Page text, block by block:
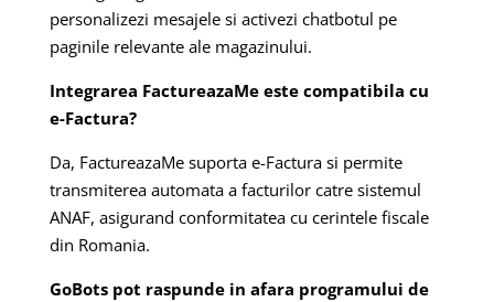
personalizezi mesajele si activezi chatbotul pe
paginile relevante ale magazinului.
Integrarea FactureazaMe este compatibila cu
e-Factura?
Da, FactureazaMe suporta e-Factura si permite
transmiterea automata a facturilor catre sistemul
ANAF, asigurand conformitatea cu cerintele fiscale
din Romania.
GoBots pot raspunde in afara programului de